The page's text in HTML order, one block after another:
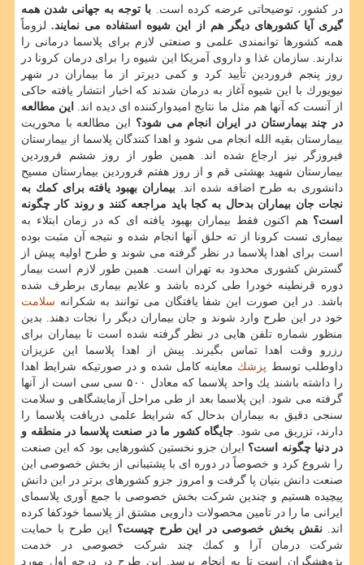
در كشور، توضیحاتی عرضه كرده است. با توجه به جهانی شدن همه
گیری آیا كشورهای دیگر هم از این شیوه استفاده می نمایند.لزوماً
همه كشورها توانمندی علمی و صنعتی لازم برای پلاسما درمانی را
ندارند. سازمان غذا و داروی آمریكا این شیوه را برای درمان كرونا در
روز پنجم فروردین تأیید كرد و كمی دیرتر از ما بیماران در شهر
نیویورك با این شیوه آغاز به درمان شدند كه اخبار انتشار یافته حاكی
از آنست كه آنها هم مثل ما نتایج امیدواركننده ای دیده اند. این مطالعه
در چند بیمارستان در ایران انجام می شود؟ این مطالعه با محوریت
بیمارستان بقیه الله انجام می شود و اهدا كنندگان پلاسما از بیمارستان
فیروزگر نیز ارجاع شده اند. همین طور از روز ششم فروردین
بیمارستان شهید بهشتی قم و از روز هفتم فروردین بیمارستان مسیح
دانشوری به طرح اضافه شده اند. بیماران بهبود یافته برای كمك به
نجات جان بیماران بدحال به كجا باید مراجعه كنند و روند كار چگونه
است؟ هم اكنون فقط بیماران بهبود یافته ای كه در زمان ابتلاء به
بیماری تست كرونا از ته حلق آنها انجام شده و نتیجه آن مثبت بوده
است برای اهدا پلاسما در نظر گرفته می شوند و طرح اولیه پیش از
گسترش كشوری محدود به تهران است. همین طور لازم است بیمار
دوره قرنطینه خودرا طی كرده باشد و علایم بیماری برطرف شده
باشد. در این صورت این شفا یافتگان می توانند به شكرانه سلامت
خود در این طرح وارد شوند و جان بیماران دیگر را نجات دهند. بدین
منظور شماره تلفن هایی در نظر گرفته شده است تا بیماران برای
رزرو وقت اهدا تماس بگیرند. پیش از اهدا پلاسما این عزیزان
داوطلب توسط پزشك معاینه كامل شده و در صورتیكه شرایط اهدا
را داشته باشند یك واحد پلاسما كه معادل ۵۰۰ سی سی است از آنها
گرفته می شود. این پلاسما بعد از طی مراحل آزمایشگاهی و سلامت
سنجی دقیق به بیماران بدحال كه شرایط علمی دریافت پلاسما را
دارند، تزریق می شود. جایگاه كشور ما در صنعت پلاسما در منطقه و
در دنیا چگونه است؟ ایران جزو نخستین كشورهایی بود كه این صنعت
را شروع كرد و خصوصاً در دوره ای با پشتیبانی از بخش خصوصی این
صنعت دانش بنیان پا گرفت و امروز جزو كشورهای برتر در این دانش
پیچیده هستیم و چندین شركت بخش خصوصی با جمع آوری پلاسمای
ایرانی ما را در تامین محصولات دارویی مشتق از پلاسما خودكفا كرده
اند. نقش بخش خصوصی در این طرح چیست؟ این طرح با حمایت
شركت درمان آرا و كمك چند شركت خصوصی در خدمت
پژوهشگران است تا به انجام برسد. این طرح در درجه اول مورد